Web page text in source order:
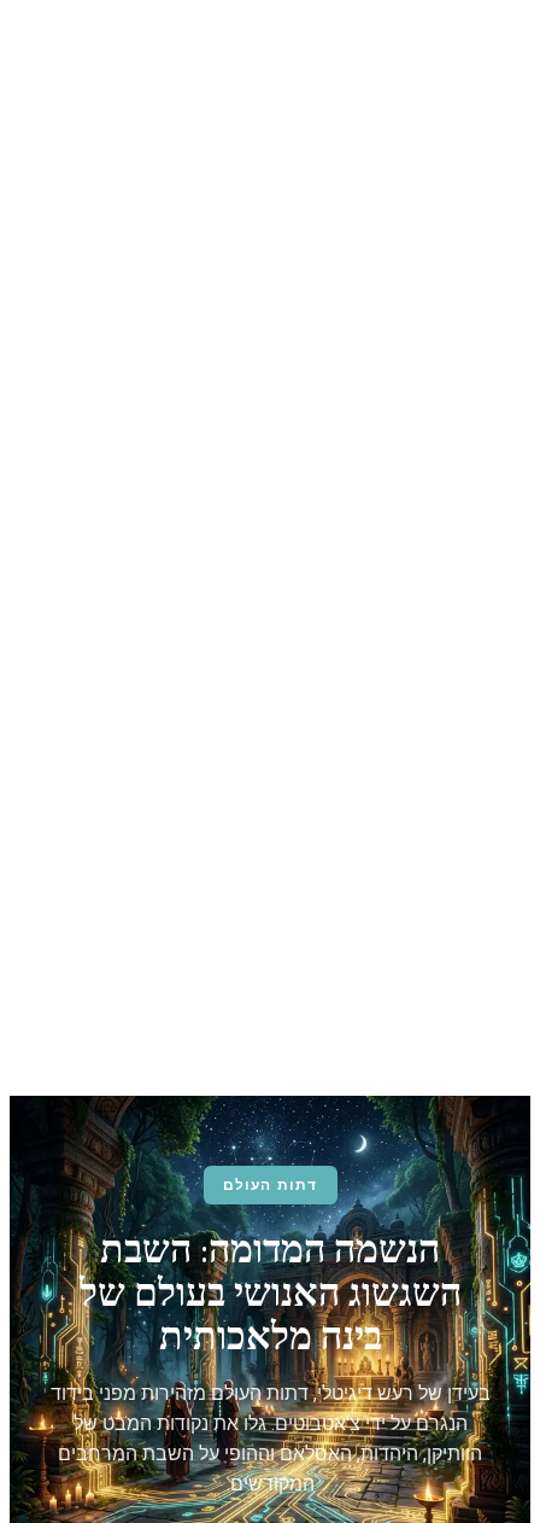
דתות העולם
הנשמה המדומה: השבת
השגשוג האנושי בעולם של
בינה מלאכותית
של רעש דיגיטלי, דתות העולם מזהירות מפני בידוד
הנגרם על ידי צ'אטבוטים. גלו את נקודות המבט של
היהדות, האסלאם וההופי על השבת המרחבים
המקודשים.